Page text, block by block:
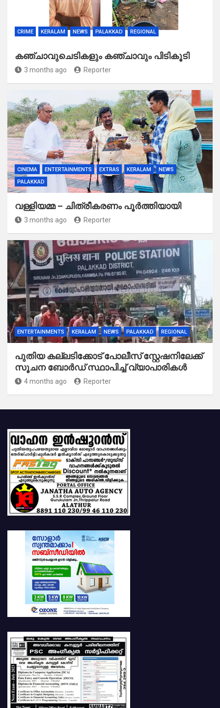
CRIME KERALAM NEWS PALAKKAD REGIONAL
കഞ്ചാവുചെടികളും കഞ്ചാവും പിടികൂടി
3 months ago Reporter
CINEMA ENTERTAINMENTS EXTRAS KERALAM
NEWS
PALAKKAD
വള്ളിയമ്മ – ചിത്രീകരണം പൂർത്തിയായി
3 months ago Reporter
ENTERTAINMENTS KERALAM NEWS PALAKKAD REGIONAL
പുതിയ കല്ലടിക്കോട് പോലീസ് സ്റ്റേഷനിലേക്ക്
സൂചന ബോർഡ് സ്ഥാപിച്ച് വ്യാപാരികൾ
4 months ago Reporter